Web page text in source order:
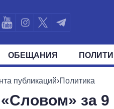
ОБЕЩАНИЯ
ВСЕ ПОЛИТИКИ ПРЕЗИДЕНТ И
публикаций›Политика
за